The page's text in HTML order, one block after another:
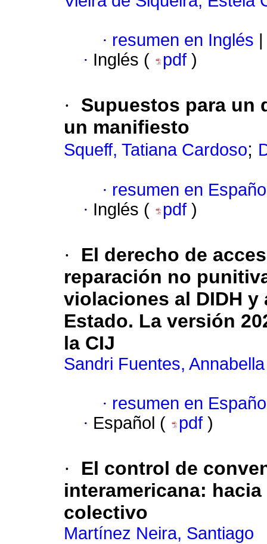
· resumen en Inglés
· Inglés ( pdf )
·
Supuestos para un
un manifiesto
Squeff, Tatiana Cardoso;
· resumen en
· Inglés ( pdf )
·
El derecho de
reparación no
violaciones al DIDH y
Estado. La versión
la CIJ
Sandri Fuentes, Annabella
· resumen en
· Español ( pdf )
·
El control de
interamericana:
colectivo
Martínez Neira, Santiago